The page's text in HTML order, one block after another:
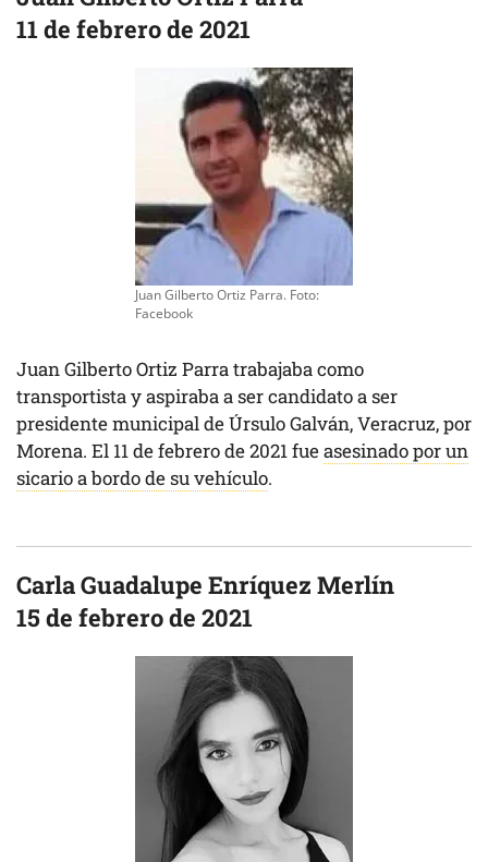
11 de febrero de 2021
Juan Gilberto Ortiz Parra. Foto:
Facebook
Juan Gilberto Ortiz Parra trabajaba como
transportista y aspiraba a ser candidato a ser
presidente municipal de Úrsulo Galván, Veracruz, por
Morena. El 11 de febrero de 2021 fueasesinado por un
sicario a bordo de su vehículo.
Carla Guadalupe Enríquez Merlín
15 de febrero de 2021